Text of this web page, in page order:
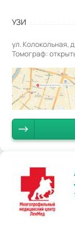
УЗИ
ул. Колокольная,
Томограф: